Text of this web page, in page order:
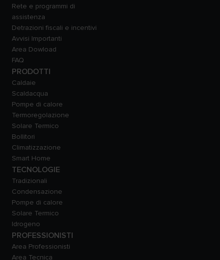
Rete e programmi di
assistenza
Detrazioni fiscali e incentivi
Avvisi Importanti
Area Dowload
FAQ
PRODOTTI
Caldaie
Scaldacqua
Pompe di calore
Termoregolazione
Solare Termico
Bollitori
Climatizzazione
Smart Home
TECNOLOGIE
Tradizionali
Condensazione
Pompe di calore
Solare Termico
Idrogeno
PROFESSIONISTI
Area Professionisti
Area Tecnica